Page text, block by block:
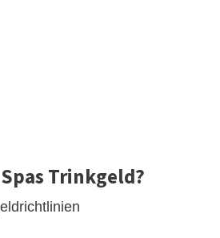
Trinkgeld?